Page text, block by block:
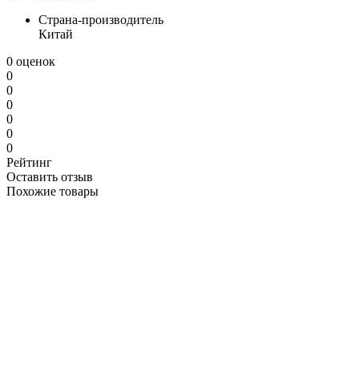
Страна-производитель
Китай
0 оценок
0
0
0
0
0
0
Рейтинг
Оставить отзыв
Похожие товары